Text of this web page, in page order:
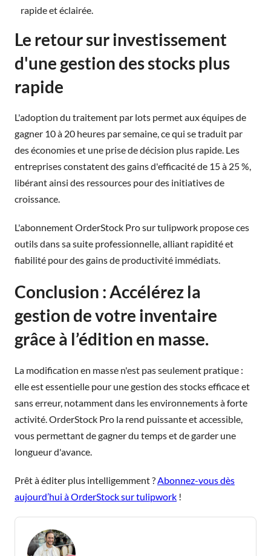
rapide et éclairée.
Le retour sur investissement
d'une gestion des stocks plus
rapide
L'adoption du traitement par lots permet aux équipes de
gagner 10 à 20 heures par semaine, ce qui se traduit par
des économies et une prise de décision plus rapide. Les
entreprises constatent des gains d'efficacité de 15 à 25 %,
libérant ainsi des ressources pour des initiatives de
croissance.
L'abonnement OrderStock Pro sur tulipwork propose ces
outils dans sa suite professionnelle, alliant rapidité et
fiabilité pour des gains de productivité immédiats.
Conclusion : Accélérez la
gestion de votre inventaire
grâce à l’édition en masse.
La modification en masse n'est pas seulement pratique :
elle est essentielle pour une gestion des stocks efficace et
sans erreur, notamment dans les environnements à forte
activité. OrderStock Pro la rend puissante et accessible,
vous permettant de gagner du temps et de garder une
longueur d'avance.
Prêt à éditer plus intelligemment ? Abonnez-vous dès
aujourd’hui à OrderStock sur tulipwork !